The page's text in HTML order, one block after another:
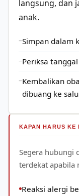
langsung, dan
anak.
Simpan dalam
Periksa
Kembalikan
dibuang ke
KAPAN HARUS KE
Segera hubungi
terdekat apabila
Reaksi alergi